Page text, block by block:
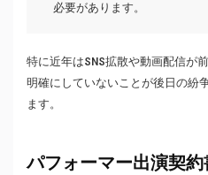
必要があります。
特に近年はSNS拡散や動画配信が
明確にしていないことが後日の紛
ます。
パフォーマー出演契